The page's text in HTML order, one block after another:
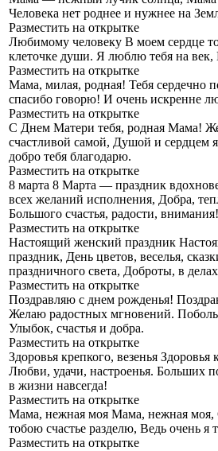
Человека нет роднее и нужнее на
Разместить на открытке
Любимому человеку В моем сердце
клеточке души. Я люблю тебя на
Разместить на открытке
Мама, милая, родная! Тебя сердечно
спасибо говорю! И очень искренне
Разместить на открытке
С Днем Матери тебя, родная Мама!
счастливой самой, Душой и сердцем
добро тебя благодарю.
Разместить на открытке
8 марта 8 Марта — праздник
всех желаний исполнения, Добра,
Большого счастья, радости, внимания!
Разместить на открытке
Настоящий женский праздник
праздник, День цветов, веселья,
праздничного света, Доброты, в делах
Разместить на открытке
Поздравляю с днем рожденья!
Желаю радостных мгновений.
Улыбок, счастья и добра.
Разместить на открытке
Здоровья крепкого, везенья Здоровья
Любви, удачи, настроенья. Больших
в жизни навсегда!
Разместить на открытке
Мама, нежная моя Мама, нежная моя,
тобою счастье разделю, Ведь очень я
Разместить на открытке